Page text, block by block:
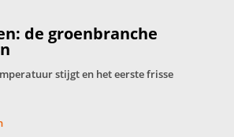
de groenbranche
stijgt en het eerste frisse